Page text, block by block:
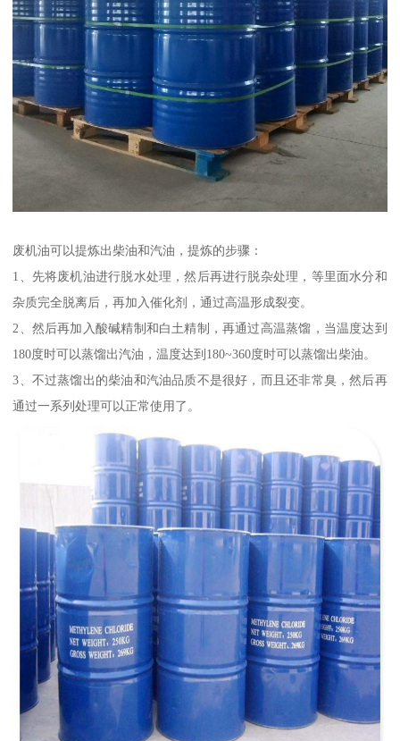
废机油可以提炼出柴油和汽油，提炼的步骤：
1、先将废机油进行脱水处理，然后再进行脱杂处理，等里面水分和
杂质完全脱离后，再加入催化剂，通过高温形成裂变。
2、然后再加入酸碱精制和白土精制，再通过高温蒸馏，当温度达到
180度时可以蒸馏出汽油，温度达到180~360度时可以蒸馏出柴油。
3、不过蒸馏出的柴油和汽油品质不是很好，而且还非常臭，然后再
通过一系列处理可以正常使用了。